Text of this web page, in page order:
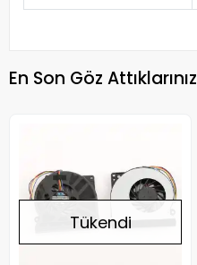
En Son Göz Attıklarınız
Tükendi